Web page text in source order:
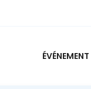
ÉVÉNEMENT